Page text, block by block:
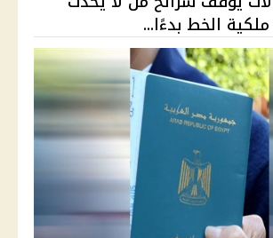
ملكية الخط بدءًا...